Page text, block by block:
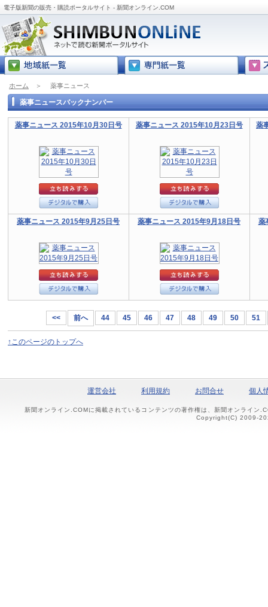
電子版新聞の販売・購読ポータルサイト - 新聞オンライン.COM
ホーム ＞ 薬事ニュース
薬事ニュースバックナンバー
薬事ニュース 2015年10月30日号 薬事ニュース 2015年10月23日号 薬
薬事ニュース 2015年9月25日号 薬事ニュース 2015年9月18日号 薬
<< 前へ 44 45 46 47 48 49 50 51
↑このページのトップへ
運営会社 利用規約 お問合せ 個人
新聞オンライン.COMに掲載されているコンテンツの著作権は、新聞オンライン
Copyright(C) 2009-